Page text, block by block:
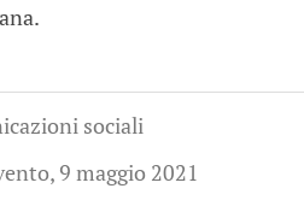
sociali
9 maggio 2021